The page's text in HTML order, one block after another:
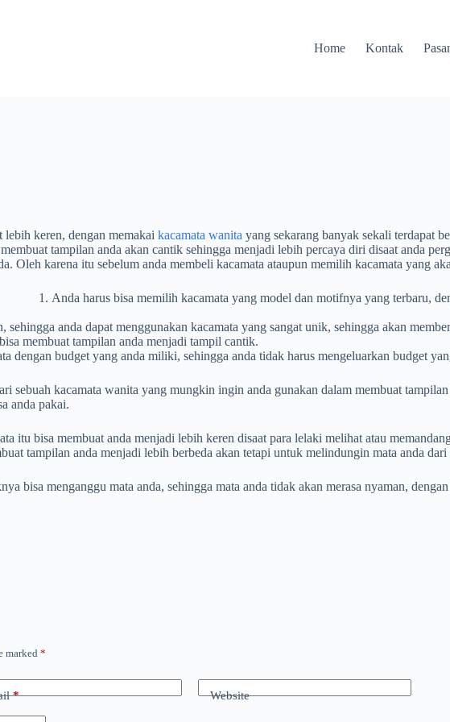
Home Kontak
keren, dengan memakai kacamata wanita yang sekarang banyak sekali terdapat
tampilan anda akan cantik sehingga menjadi lebih percaya diri disaat anda
Oleh karena itu sebelum anda membeli kacamata ataupun memilih kacamata yang
Anda harus bisa memilih kacamata yang model dan motifnya yang terbaru,
anda dapat menggunakan kacamata yang sangat unik, sehingga akan
membuat tampilan anda menjadi tampil cantik.
dengan budget yang anda miliki, sehingga anda tidak harus mengeluarkan budget
sebuah kacamata wanita yang mungkin ingin anda gunakan dalam membuat
anda pakai.
itu bisa membuat anda menjadi lebih keren disaat para lelaki melihat atau
tampilan anda menjadi lebih berbeda akan tetapi untuk melindungin mata anda
bisa menganggu mata anda, sehingga mata anda tidak akan merasa nyaman,
marked*
* Website